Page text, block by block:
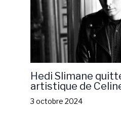
Hedi Slimane
artistique de
3 octobre 2024